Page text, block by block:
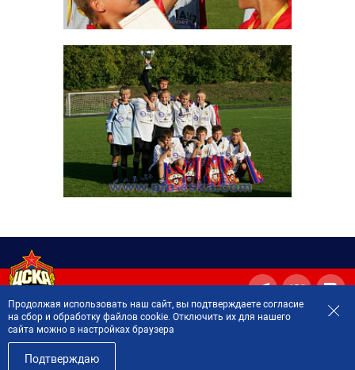
2001—2026 © Professional Football Club CSKA Moscow.
Продолжая использовать наш сайт, вы подтверждаете согласие
на сбор и обработку файлов cookie. Отключить их для нашего
сайта можно в настройках браузера
Подтверждаю